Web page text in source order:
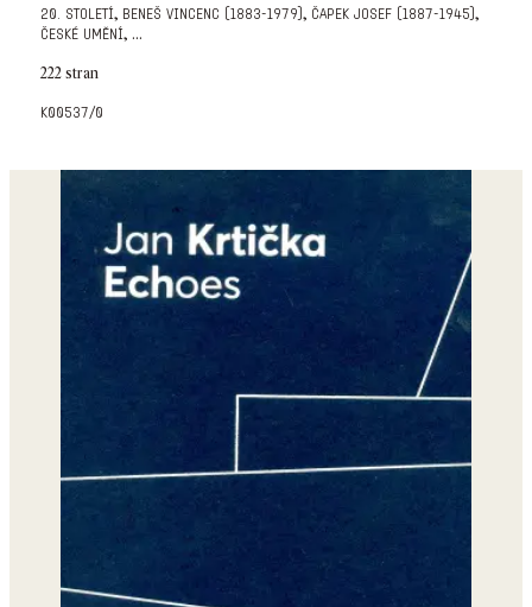
20. století, beneš vincenc (1883-1979) , čapek josef (1887-1945) ,
české umění, ...
222 stran
k00537/0